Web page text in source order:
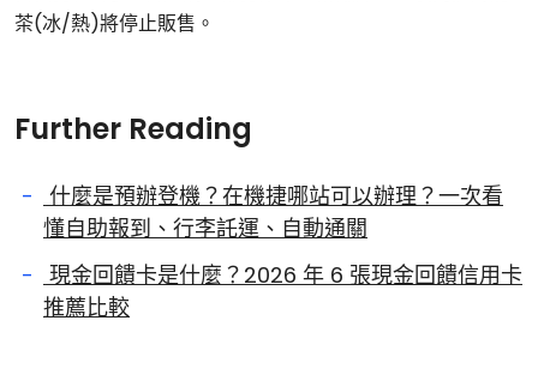
茶(冰/熱)將停止販售。
Further Reading
什麼是預辦登機？在機捷哪站可以辦理？一次看
懂自助報到、行李託運、自動通關
現金回饋卡是什麼？2026 年 6 張現金回饋信用卡
推薦比較